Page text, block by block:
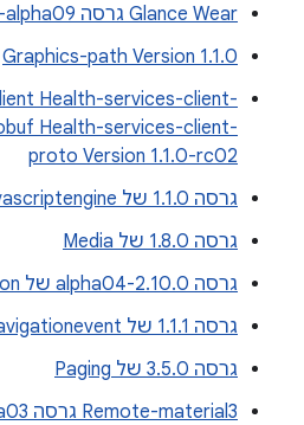
Glance Wear גרסה ‎1.0.0-alpha09
Graphics-path Version 1.1.0
Health-services-client-
Health-services-client-
proto Version 1.1.0-rc02
גרסה 1.1.0 של Javascriptengine
גרסה 1.8.0 של Media
גרסה 2.10.0-alpha04 של Navigation
גרסה 1.1.1 של Navigationevent
גרסה 3.5.0 של Paging
Remote-material3 גרסה ‎1.0.0-alpha03